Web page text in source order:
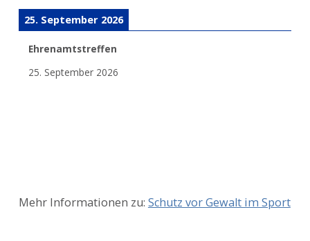
25. September 2026
Ehrenamtstreffen
25. September 2026
Mehr Informationen zu: Schutz vor Gewalt im Sport